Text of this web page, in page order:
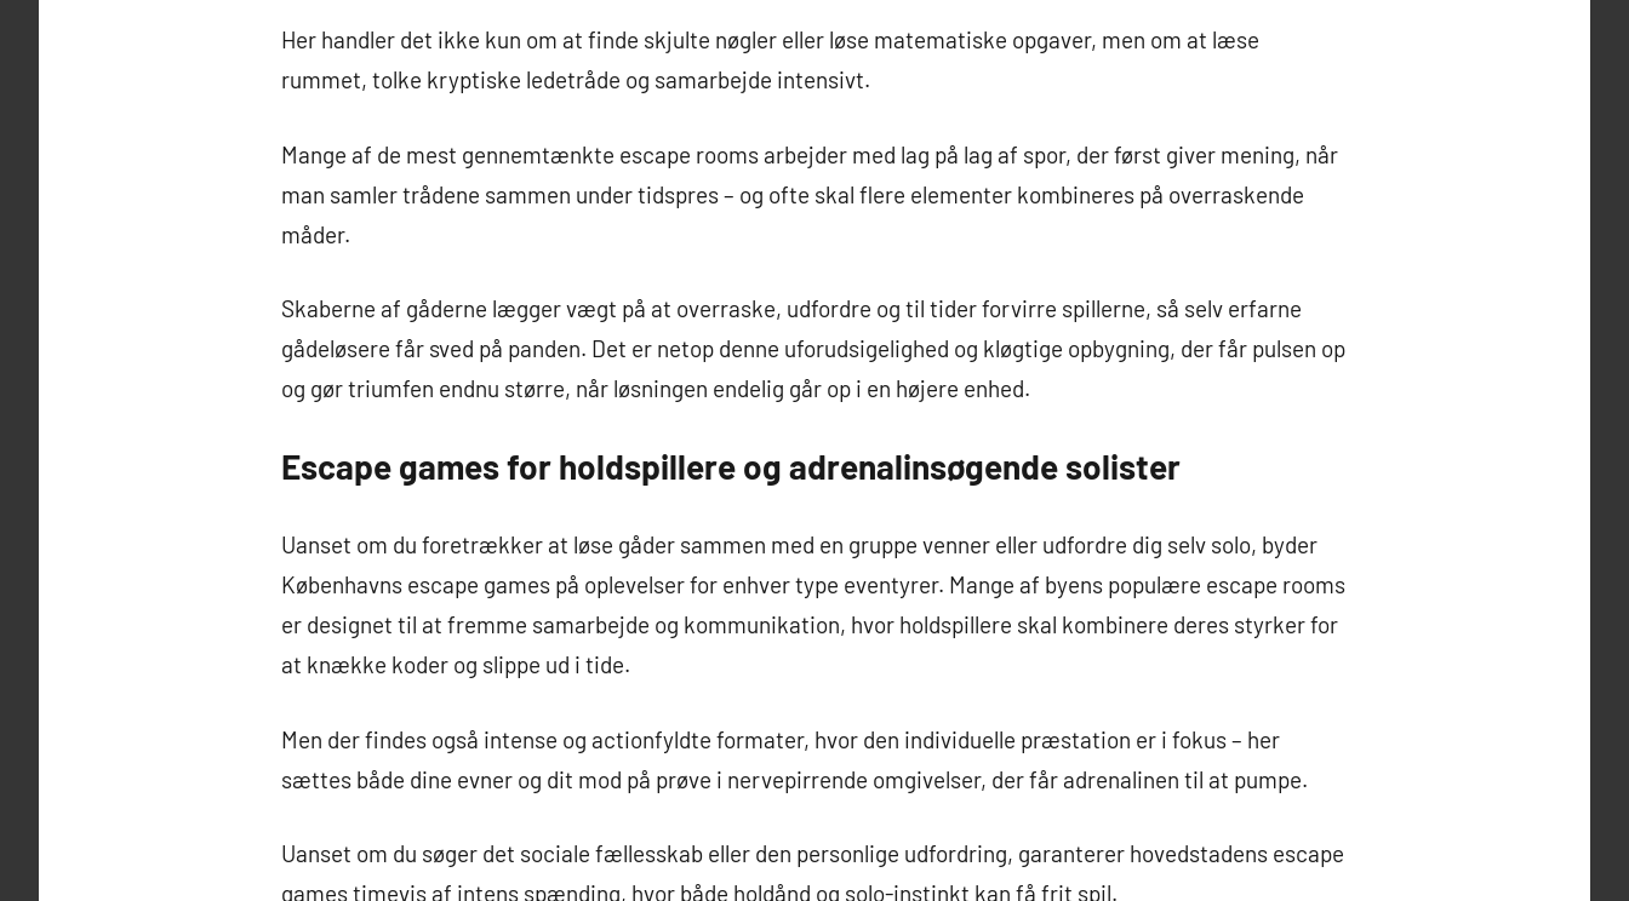
Her handler det ikke kun om at finde skjulte nøgler eller løse matematiske opgaver, men om at læse
rummet, tolke kryptiske ledetråde og samarbejde intensivt.
Mange af de mest gennemtænkte escape rooms arbejder med lag på lag af spor, der først giver mening, når
man samler trådene sammen under tidspres – og ofte skal flere elementer kombineres på overraskende
måder.
Skaberne af gåderne lægger vægt på at overraske, udfordre og til tider forvirre spillerne, så selv erfarne
gådeløsere får sved på panden. Det er netop denne uforudsigelighed og kløgtige opbygning, der får pulsen op
og gør triumfen endnu større, når løsningen endelig går op i en højere enhed.
Escape games for holdspillere og adrenalinsøgende solister
Uanset om du foretrækker at løse gåder sammen med en gruppe venner eller udfordre dig selv solo, byder
Københavns escape games på oplevelser for enhver type eventyrer. Mange af byens populære escape rooms
er designet til at fremme samarbejde og kommunikation, hvor holdspillere skal kombinere deres styrker for
at knække koder og slippe ud i tide.
Men der findes også intense og actionfyldte formater, hvor den individuelle præstation er i fokus – her
sættes både dine evner og dit mod på prøve i nervepirrende omgivelser, der får adrenalinen til at pumpe.
Uanset om du søger det sociale fællesskab eller den personlige udfordring, garanterer hovedstadens escape
games timevis af intens spænding, hvor både holdånd og solo-instinkt kan få frit spil.